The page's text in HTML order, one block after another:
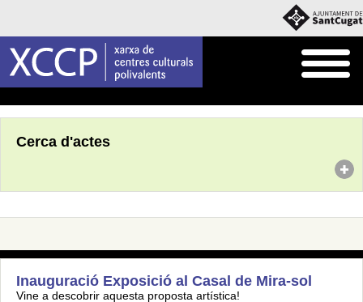
Cerca d'actes
Inauguració Exposició al Casal de Mira-sol
Vine a descobrir aquesta proposta artística!